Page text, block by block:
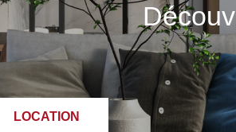
LOCATION